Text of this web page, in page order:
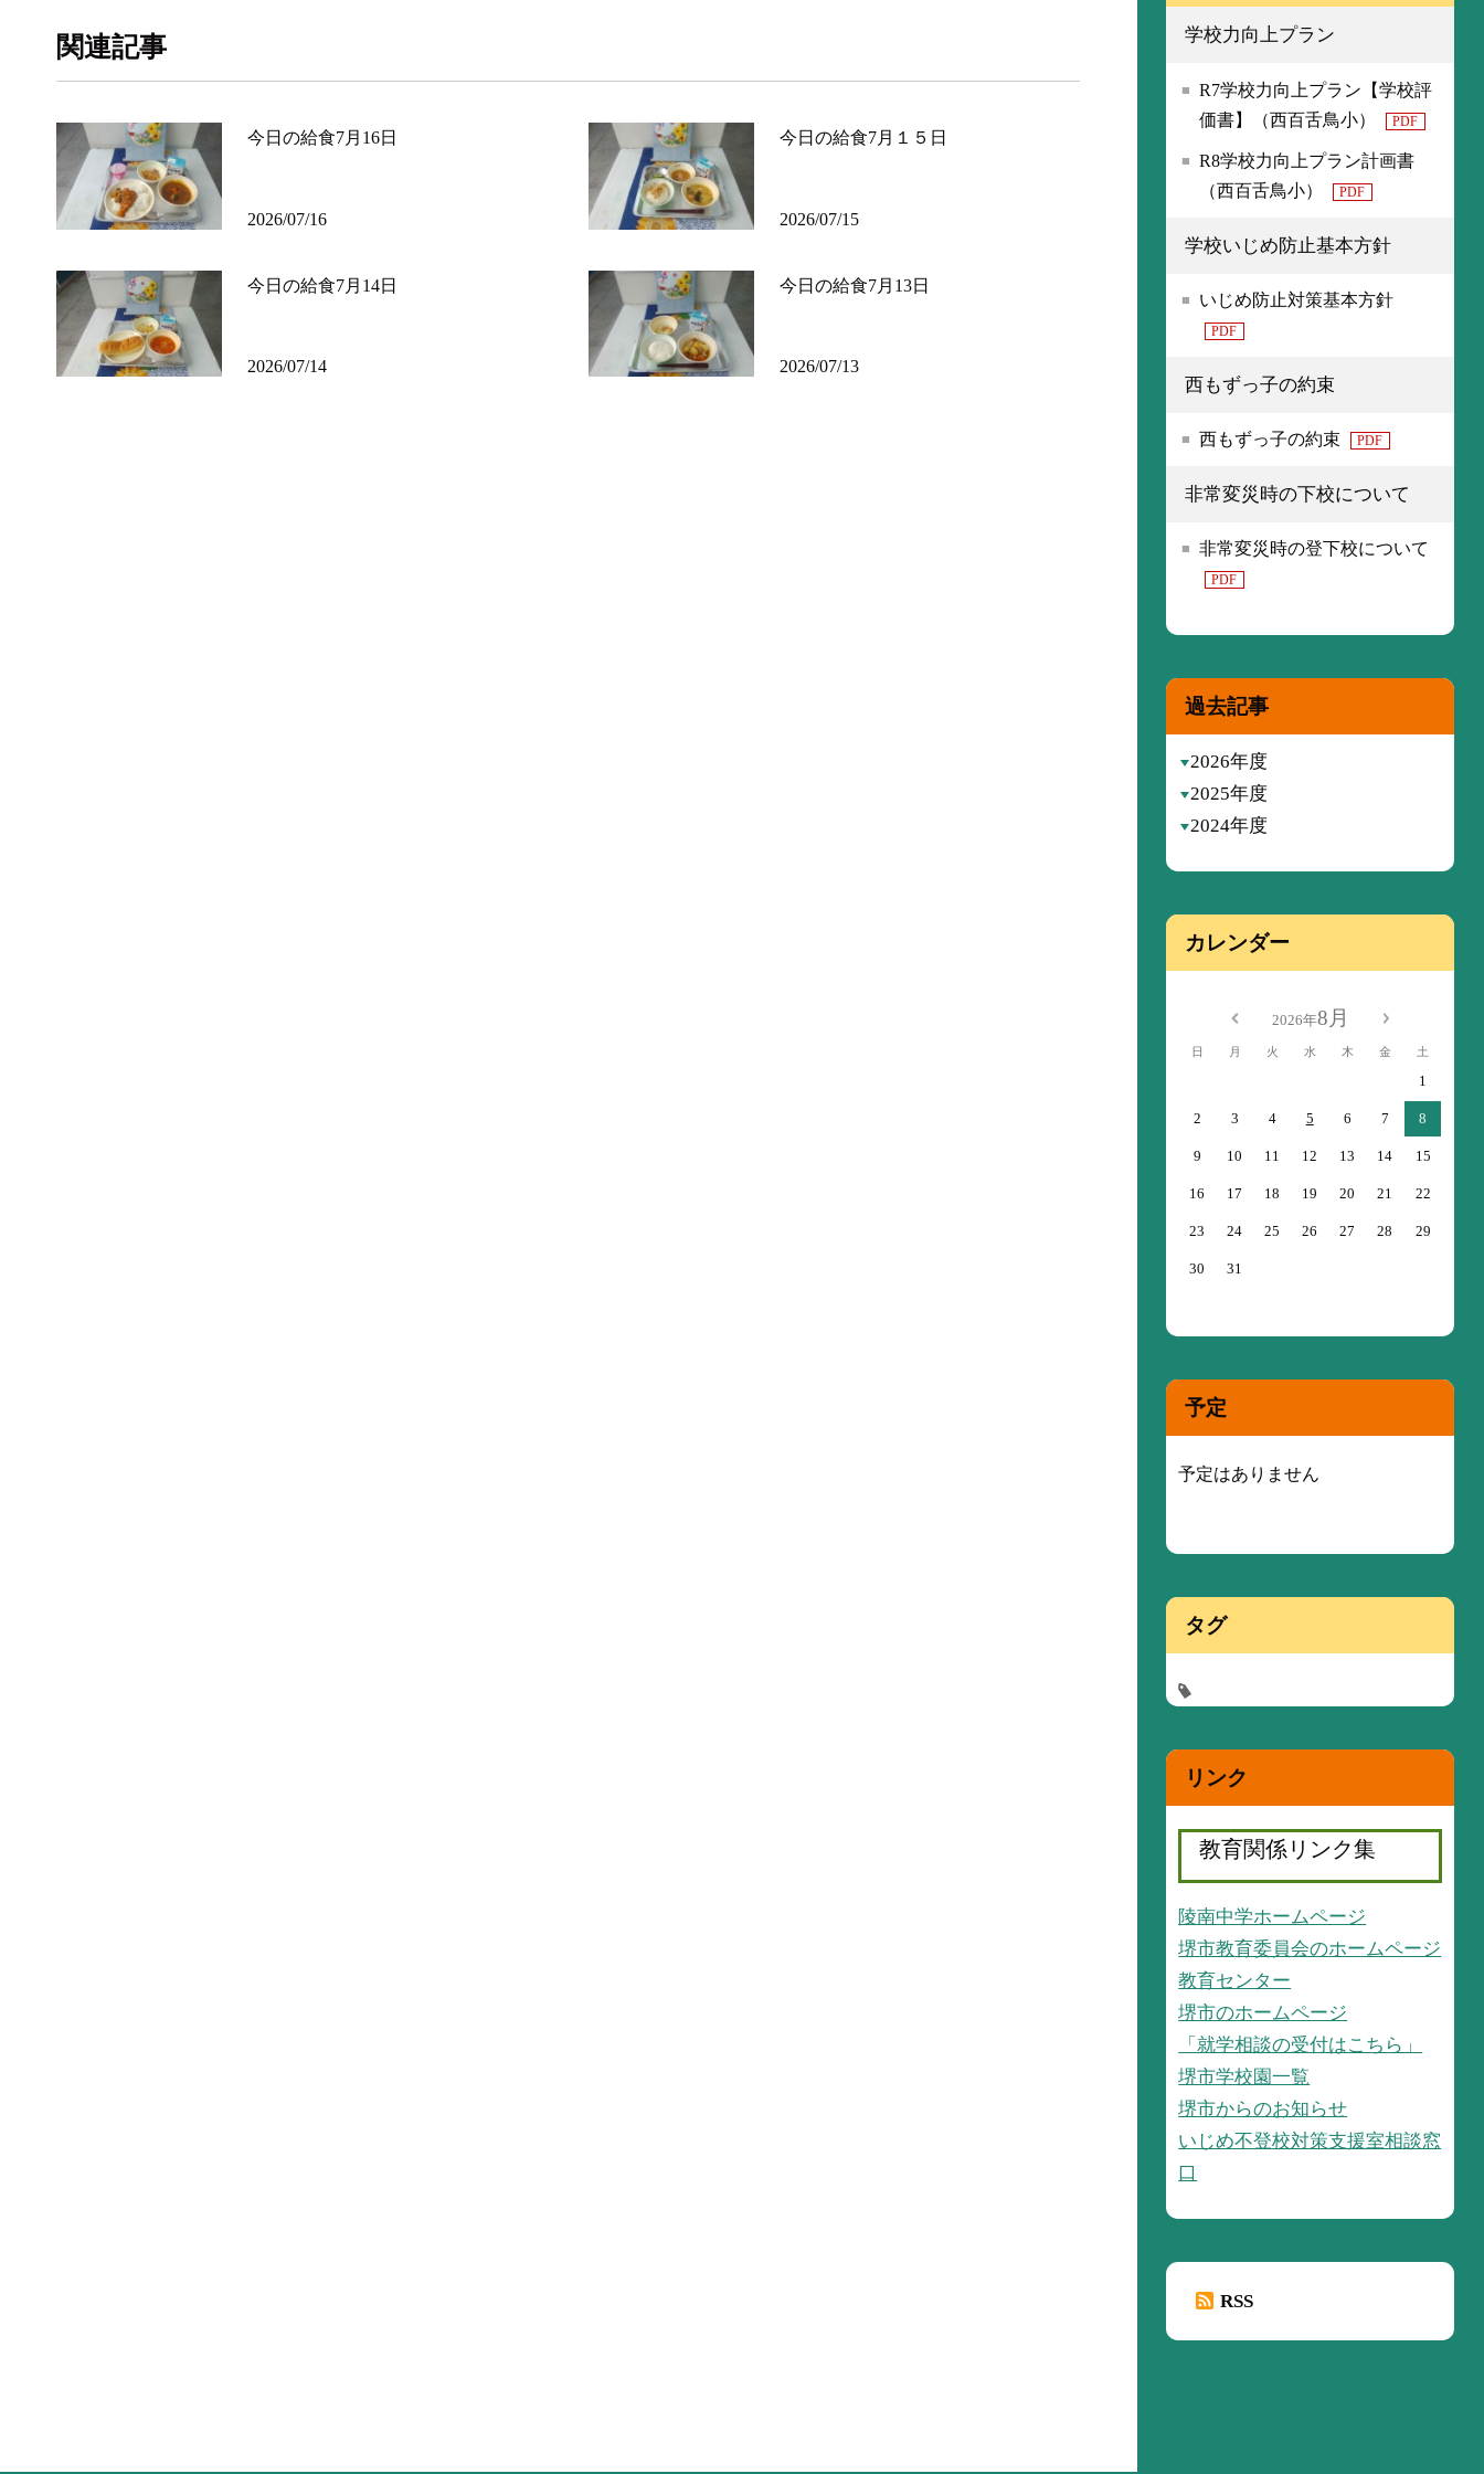
関連記事
今日の給食7月16日
2026/07/16
今日の給食7月１５日
2026/07/15
今日の給食7月14日
2026/07/14
今日の給食7月13日
2026/07/13
学校力向上プラン
R7学校力向上プラン【学校評
価書】（西百舌鳥小）
PDF
R8学校力向上プラン計画書
（西百舌鳥小）
PDF
学校いじめ防止基本方針
いじめ防止対策基本方針
PDF
西もずっ子の約束
西もずっ子の約束 PDF
非常変災時の下校について
非常変災時の登下校について
PDF
過去記事
2026年度
2025年度
2024年度
カレンダー
2026年8月
日 月 火 水 木 金 土
1
2 3 4 5 6 7 8
9 10 11 12 13 14 15
16 17 18 19 20 21 22
23 24 25 26 27 28 29
30 31
予定
予定はありません
タグ
リンク
教育関係リンク集
陵南中学ホームページ
堺市教育委員会のホームページ
教育センター
堺市のホームページ
「就学相談の受付はこちら」
堺市学校園一覧
堺市からのお知らせ
いじめ不登校対策支援室相談窓
口
RSS